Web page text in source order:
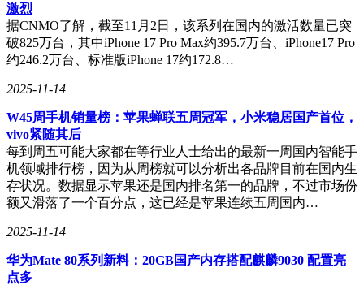
激烈
据CNMO了解，截至11月2日，该系列在国内的激活数量已突
破825万台，其中iPhone 17 Pro Max约395.7万台、iPhone17 Pro
约246.2万台、标准版iPhone 17约172.8…
2025-11-14
W45周手机销量榜：苹果蝉联五周冠军，小米稳居国产首位，
vivo紧随其后
每到周五可能大家都在等行业人士给出的最新一周国内智能手
机领域排行榜，因为从周榜就可以分析出各品牌目前在国内生
存状况。数据显示苹果还是国内排名第一的品牌，不过市场份
额又滑落了一个百分点，这已经是苹果连续五周国内…
2025-11-14
华为Mate 80系列新料：20GB国产内存搭配麒麟9030 配置亮
点多